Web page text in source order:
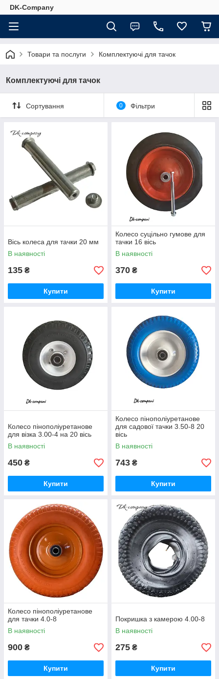
DK-Company
Товари та послуги Комплектуючі для тачок
Комплектуючі для тачок
Сортування 0 Фільтри
Вісь колеса для тачки 20 мм
В наявності
135 ₴
Купити
Колесо суцільно гумове для
тачки 16 вісь
В наявності
370 ₴
Купити
Колесо пінополіуретанове
для візка 3.00-4 на 20 вісь
В наявності
450 ₴
Купити
Колесо пінополіуретанове
для садової тачки 3.50-8 20
вісь
В наявності
743 ₴
Купити
Колесо пінополіуретанове
для тачки 4.0-8
В наявності
900 ₴
Купити
Покришка з камерою 4.00-8
В наявності
275 ₴
Купити